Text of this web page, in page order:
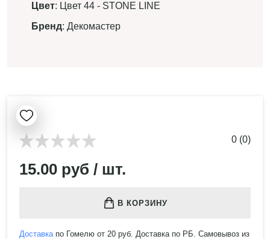
Цвет: Цвет 44 - STONE LINE
Бренд: Декомастер
0 (0)
15.00 руб / шт.
В КОРЗИНУ
Доставкапо Гомелю от 20 руб. Доставка по РБ. Самовывоз из